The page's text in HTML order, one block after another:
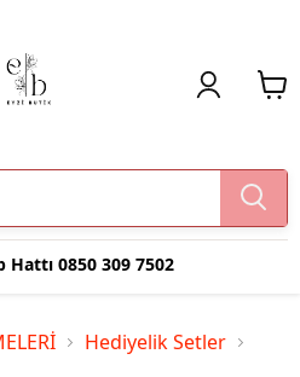
Hattı 0850 309 7502
Hediyelik Setler